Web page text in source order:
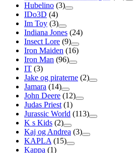
Hubelino (3)
IDo3D (4)
Im Toy (3)
Indiana Jones (24)
Insect Lore (9)
Iron Maiden (16)
Iron Man (96)
IT (3)
Jake og piraterne (2)
Jamara (14)
John Deere (12)
Judas Priest (1)
Jurassic World (113)
K s Kids (2)
Kaj og Andrea (3)
KAPLA (15)
Kappa (1)